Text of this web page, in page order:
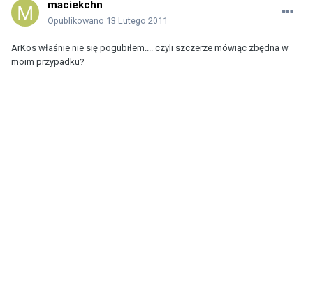
maciekchn
Opublikowano 13 Lutego 2011
ArKos właśnie nie się pogubiłem.... czyli szczerze mówiąc zbędna w
moim przypadku?